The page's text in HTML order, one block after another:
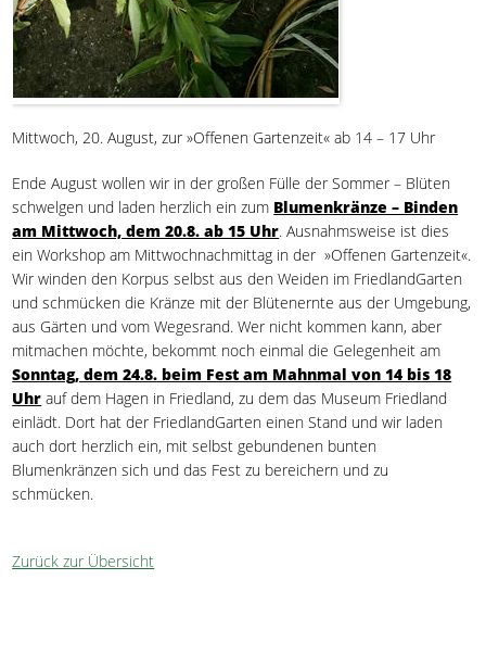
Mittwoch, 20. August, zur »Offenen Gartenzeit« ab 14 – 17 Uhr
Ende August wollen wir in der großen Fülle der Sommer – Blüten
schwelgen und laden herzlich ein zum Blumenkränze – Binden
am Mittwoch, dem 20.8. ab 15 Uhr. Ausnahmsweise ist dies
ein Workshop am Mittwochnachmittag in der »Offenen Gartenzeit«.
Wir winden den Korpus selbst aus den Weiden im FriedlandGarten
und schmücken die Kränze mit der Blütenernte aus der Umgebung,
aus Gärten und vom Wegesrand. Wer nicht kommen kann, aber
mitmachen möchte, bekommt noch einmal die Gelegenheit am
Sonntag, dem 24.8. beim Fest am Mahnmal von 14 bis 18
Uhr auf dem Hagen in Friedland, zu dem das Museum Friedland
einlädt. Dort hat der FriedlandGarten einen Stand und wir laden
auch dort herzlich ein, mit selbst gebundenen bunten
Blumenkränzen sich und das Fest zu bereichern und zu
schmücken.
Zurück zur Übersicht